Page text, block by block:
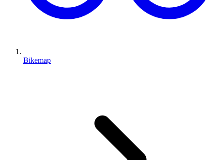
Bikemap